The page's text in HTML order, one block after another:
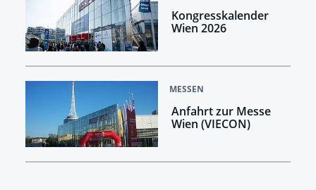
Kongresskalender
Wien 2026
MESSEN
Anfahrt zur Messe
Wien (VIECON)